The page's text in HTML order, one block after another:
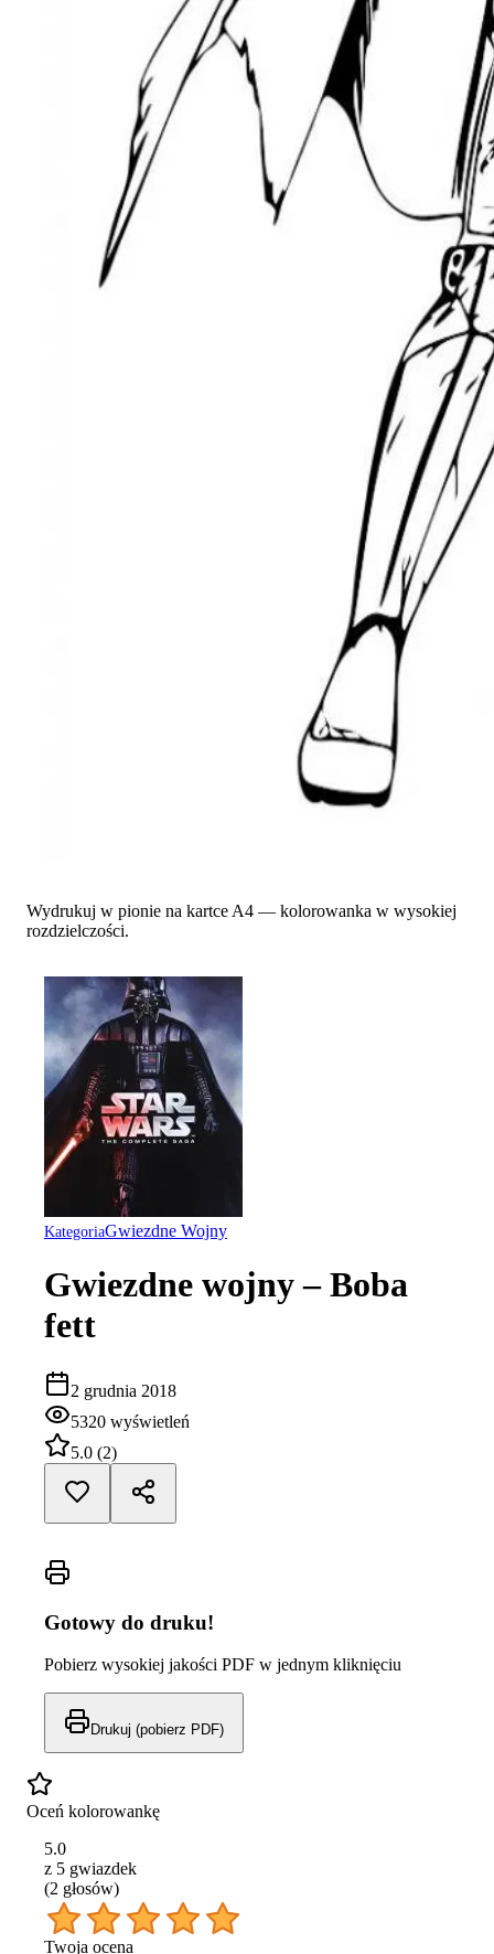
Wydrukuj w pionie na kartce A4 — kolorowanka w wysokiej
rozdzielczości.
KategoriaGwiezdne Wojny
Gwiezdne wojny – Boba
fett
2 grudnia 2018
5320 wyświetleń
5.0 (2)
Gotowy do druku!
Pobierz wysokiej jakości PDF w jednym kliknięciu
Drukuj (pobierz PDF)
Oceń kolorowankę
5.0
z 5 gwiazdek
(2 głosów)
Twoja ocena